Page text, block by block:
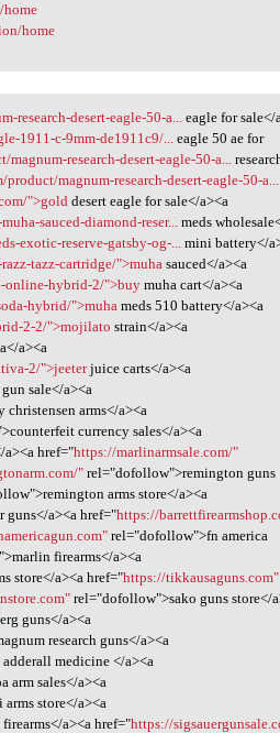
home
home
research-desert-eagle-50-a... eagle for sale</
1911-c-9mm-de1911c9/... eagle 50 ae for
research-desert-eagle-50-a...
magnum-research-desert-eagle-50-a...
">golddesert eagle for sale</a><a
sauced-diamond-reser... meds
exotic-reserve-gatsby-og-... mini battery</
tazz-cartridge/">muha sauced</a><a
online-hybrid-2/">buymuha cart</a><a
hybrid/">muha meds 510 battery</a><a
2-2/">mojilato strain</a><a
a><a
2/">jeeterjuice carts</a><a
sale</a><a
arms</a><a
currency sales</a><a
href="https://marlinarmsale.com/"
" rel="dofollow">remington guns
arms store</a><a
guns</a><a href="https://
rel="dofollow">fn america
firearms</a><a
store</a><a href="https://tikkausaguns.com"
rel="dofollow">sako guns store</
guns</a><a
research guns</a><a
medicine </a><a
arm sales</a><a
store</a><a
a><a href="https://